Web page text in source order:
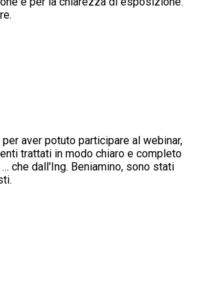
aver potuto participare al webinar,
trattati in modo chiaro e completo
che dall'Ing. Beniamino, sono stati